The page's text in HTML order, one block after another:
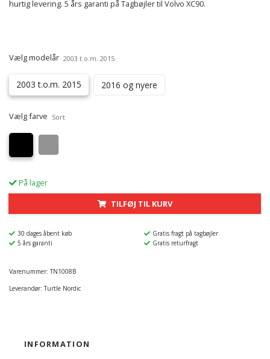
hurtig levering. 5 års garanti på Tagbøjler til Volvo XC90.
Vælg modelår 2003 t.o.m. 2015
2003 t.o.m. 2015 2016 og nyere
Vælg farve Sort
På lager
TILFØJ TIL KURV
30 dages åbent køb
Gratis fragt på tagbøjler
5 års garanti
Gratis returfragt
Varenummer: TN1008B
Leverandør: Turtle Nordic
INFORMATION